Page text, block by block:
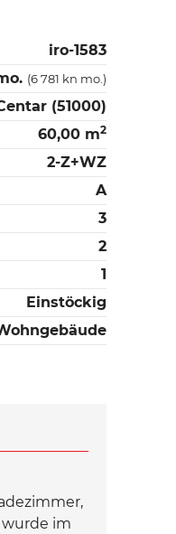
iro-1583
(6 781 kn mo.)
(51000)
60,00 m2
2-Z+WZ
A
3
2
1
Einstöckig
im